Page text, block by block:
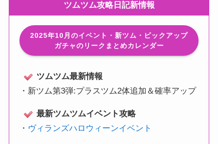
ツムツム攻略日記新情報
2025年10月のイベント・新ツム・ピックアップ
ガチャのリークまとめカレンダー
ツムツム最新情報
・ 新ツム第3弾:プラスツム2体追加＆確率アップ
最新ツムツムイベント攻略
・ ヴィランズハロウィーンイベント